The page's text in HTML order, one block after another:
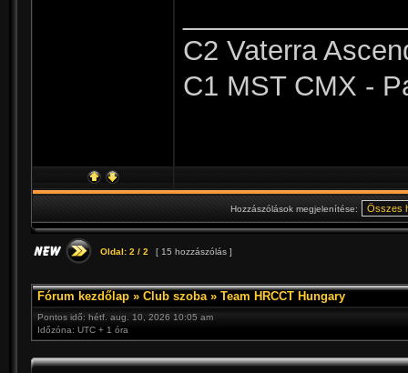
C2 Vaterra
C1 MST CMX -
Hozzászólások megjelenítése:
Oldal: 2 / 2 [ 15 hozzászólás ]
Fórum kezdőlap » Club szoba» Team HRCCT Hungary
Pontos idő: hétf. aug. 10, 2026 10:05 am
Időzóna: UTC + 1 óra